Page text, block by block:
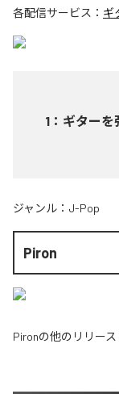
各配信サービス： ギ
1 ： ギター
ジャンル： J-Pop
Piron
Pironの他のリリース